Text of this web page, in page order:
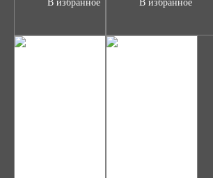
В избранное В избранное